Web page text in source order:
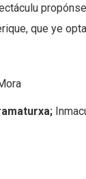
que ye